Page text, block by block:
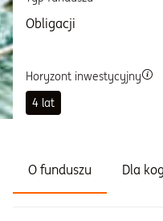
O nas
Obligacji
Horyzont inwestycyjny
4 lat
O funduszu Dla